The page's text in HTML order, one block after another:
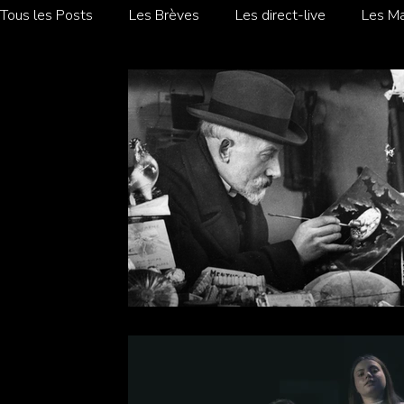
Tous les Posts Les Brèves Les direct-live Les